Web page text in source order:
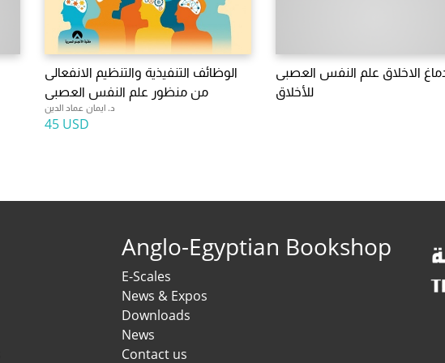
الوظائف التنفيذية والتنظيم الانفعالى
من منظور علم النفس العصبى
د. ايمان عماد الدين
45 USD
الاخلاق علم النفس العصبى
للأخلاق
Anglo-Egyptian Bookshop
E-Scales
News & Expos
Downloads
News
Contact us